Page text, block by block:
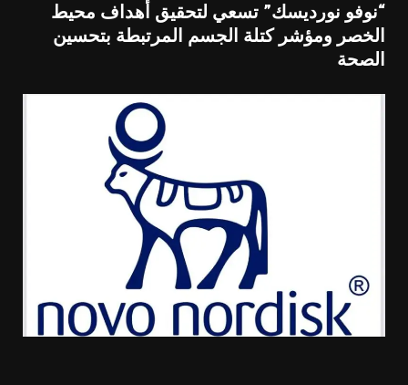
“نوفو نورديسك” تسعي لتحقيق أهداف محيط
الخصر ومؤشر كتلة الجسم المرتبطة بتحسين
الصحة